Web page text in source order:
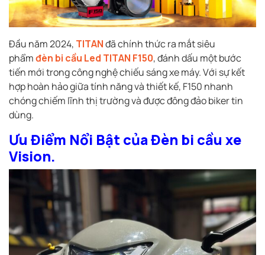
Đầu năm 2024, TITANđã chính thức ra mắt siêu
phẩmđèn bi cầu Led TITAN F150, đánh dấu một bước
tiến mới trong công nghệ chiếu sáng xe máy. Với sự kết
hợp hoàn hảo giữa tính năng và thiết kế, F150 nhanh
chóng chiếm lĩnh thị trường và được đông đảo biker tin
dùng.
Ưu Điểm Nổi Bật của Đèn bi cầu xe
Vision.